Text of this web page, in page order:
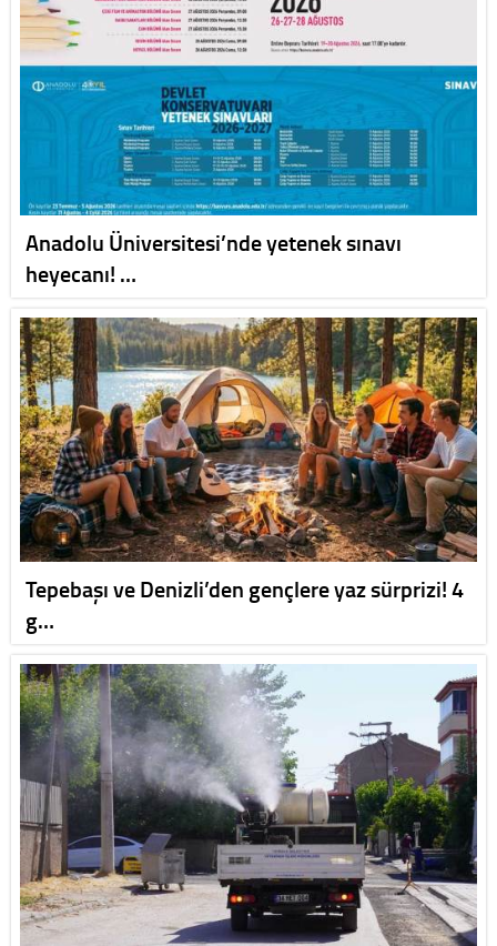
Anadolu Üniversitesi’nde yetenek sınavı
heyecanı! …
Tepebaşı ve Denizli’den gençlere yaz sürprizi! 4
g…